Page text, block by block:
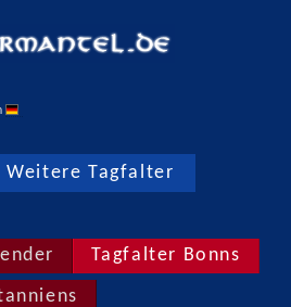
Weitere Tagfalter
Tagfalter Bonns